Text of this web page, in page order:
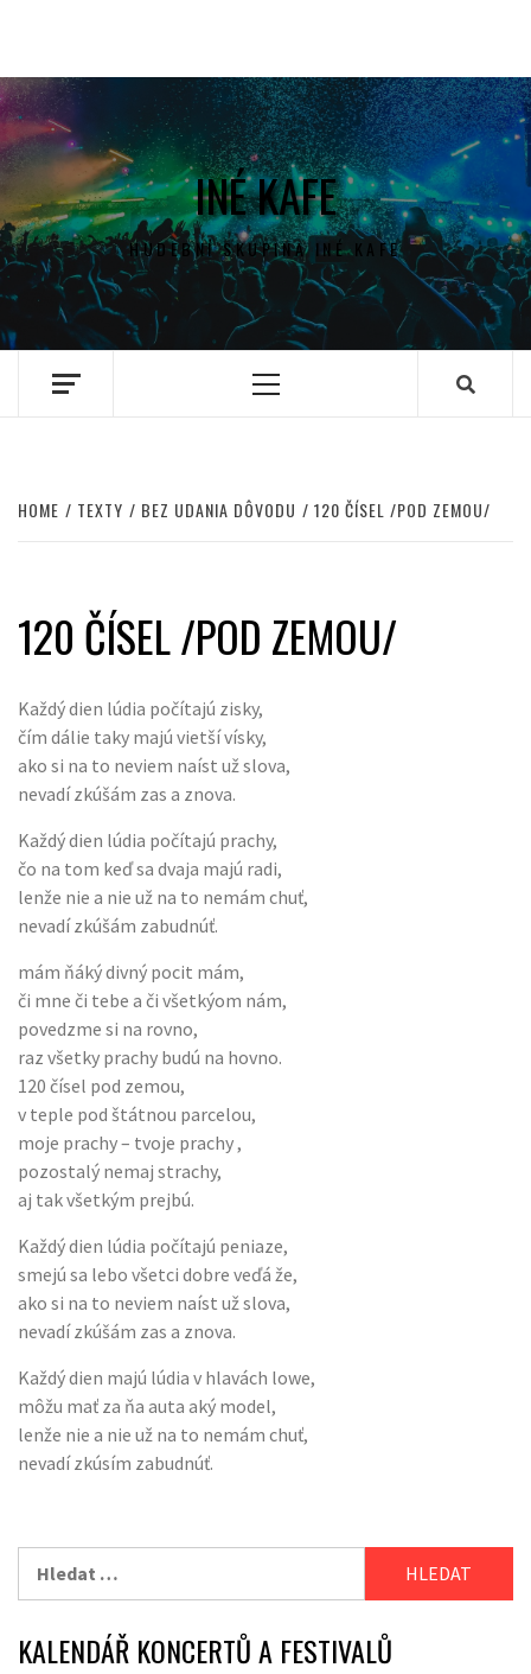
INÉ KAFE
HUDEBNÍ SKUPINA INÉ KAFE
Primary
HOME TEXTY BEZ UDANIA DÔVODU 120 ČÍSEL /POD ZEMOU/
120 ČÍSEL /POD ZEMOU/
Každý dien lúdia počítajú zisky,
čím dálie taky majú vietší vísky,
ako si na to neviem naíst už slova,
nevadí zkúšám zas a znova.
Každý dien lúdia počítajú prachy,
čo na tom keď sa dvaja majú radi,
lenže nie a nie už na to nemám chuť,
nevadí zkúšám zabudnúť.
mám ňáký divný pocit mám,
či mne či tebe a či všetkýom nám,
povedzme si na rovno,
raz všetky prachy budú na hovno.
120 čísel pod zemou,
v teple pod štátnou parcelou,
moje prachy – tvoje prachy ,
pozostalý nemaj strachy,
aj tak všetkým prejbú.
Každý dien lúdia počítajú peniaze,
smejú sa lebo všetci dobre veďá že,
ako si na to neviem naíst už slova,
nevadí zkúšám zas a znova.
Každý dien majú lúdia v hlavách lowe,
môžu mať za ňa auta aký model,
lenže nie a nie už na to nemám chuť,
nevadí zkúsím zabudnúť.
KALENDÁŘ KONCERTŮ A FESTIVALŮ